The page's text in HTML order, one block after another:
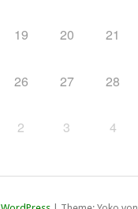
19 20 21
26 27 28
2 3 4